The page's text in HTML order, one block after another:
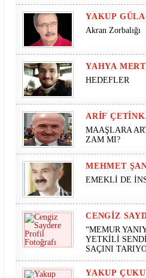
YAKUP
Akran Zorbalığı
YAHYA
HEDEFLER
ARIF
MAAŞLARA
ZAM MI?
MEHMET
EMEKLİ DE
CENGIZ
“MEMUR
YETKİLİ
SAÇINI
YAKUP